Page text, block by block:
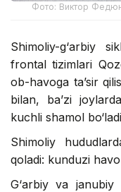
Фото: Виктор
Shimoliy-g‘arbiy
frontal tizimlari
ob-havoga ta’sir
bilan, ba’zi
kuchli shamol
Shimoliy
qoladi: kunduzi
G‘arbiy va